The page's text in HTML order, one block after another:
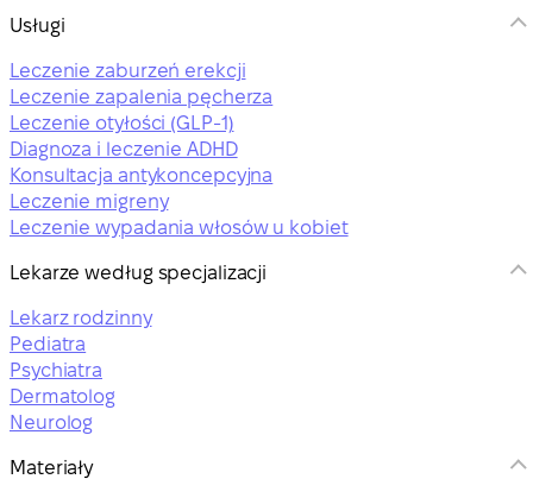
Usługi
Leczenie zaburzeń erekcji
Leczenie zapalenia pęcherza
Leczenie otyłości (GLP-1)
Diagnoza i leczenie ADHD
Konsultacja antykoncepcyjna
Leczenie migreny
Leczenie wypadania włosów u kobiet
Lekarze według specjalizacji
Lekarz rodzinny
Pediatra
Psychiatra
Dermatolog
Neurolog
Materiały